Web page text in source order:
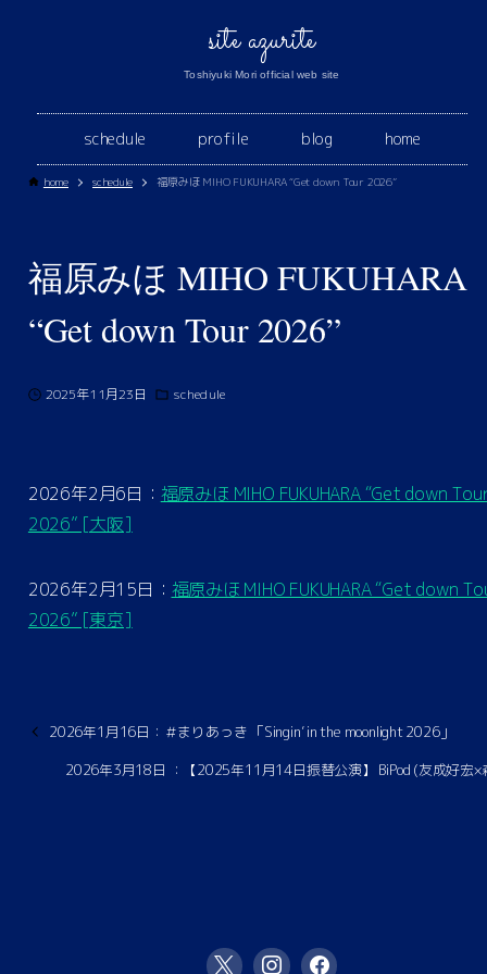
site azurite
Toshiyuki Mori official web site
schedule profile blog home
home schedule 福原みほ MIHO FUKUHARA “Get down Tour 2026”
福原みほ MIHO FUKUHARA
“Get down Tour 2026”
2025年11月23日 schedule
2026年2月6日： 福原みほ MIHO FUKUHARA “Get down
2026” [大阪]
2026年2月15日： 福原みほ MIHO FUKUHARA “Get down
2026” [東京]
2026年1月16日：＃まりあっき 「Singin’ in the moonlight 2026」
2026年3月18日 ：【2025年11月14日振替公演】 BiPod (友成好宏×